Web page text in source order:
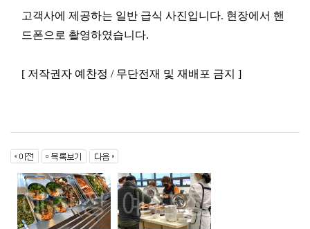
고객사에 제공하는 일반 급식 사진입니다. 현장에서 핸
드폰으로 촬영하였습니다.
[ 저작권자 예찬정 / 무단전재 및 재배포 금지 ]